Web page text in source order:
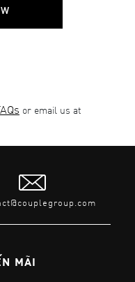
or email us at
MÃI